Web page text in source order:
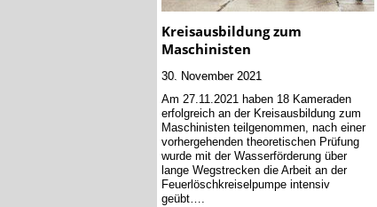
Kreisausbildung zum
Maschinisten
30. November 2021
Am 27.11.2021 haben 18 Kameraden
erfolgreich an der Kreisausbildung zum
Maschinisten teilgenommen, nach einer
vorhergehenden theoretischen Prüfung
wurde mit der Wasserförderung über
lange Wegstrecken die Arbeit an der
Feuerlöschkreiselpumpe intensiv
geübt….